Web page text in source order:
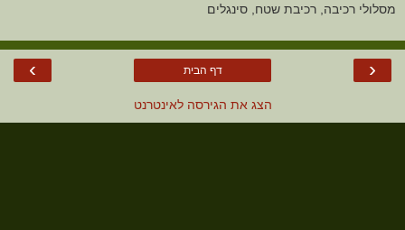
מסלולי רכיבה, רכיבת שטח, סינגלים
‹
› דף הבית
הצג את הגירסה לאינטרנט